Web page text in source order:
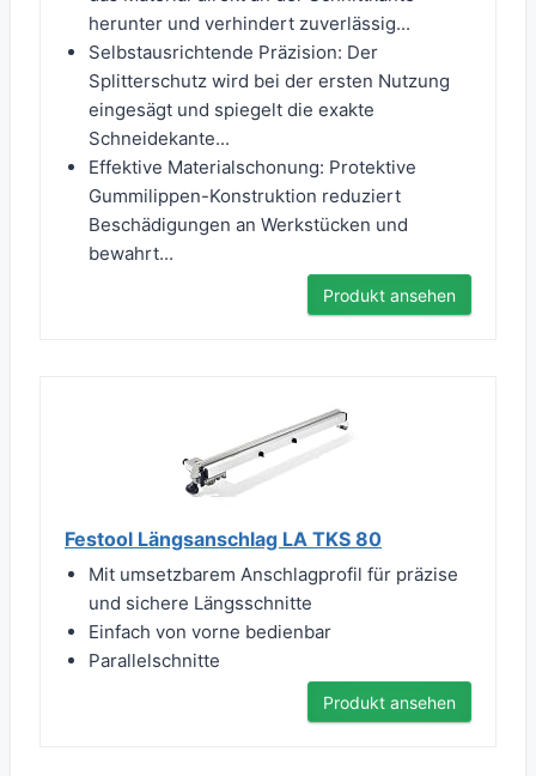
herunter und verhindert zuverlässig...
Selbstausrichtende Präzision: Der
Splitterschutz wird bei der ersten Nutzung
eingesägt und spiegelt die exakte
Schneidekante...
Effektive Materialschonung: Protektive
Gummilippen-Konstruktion reduziert
Beschädigungen an Werkstücken und
bewahrt...
Produkt ansehen
Festool Längsanschlag LA TKS 80
Mit umsetzbarem Anschlagprofil für präzise
und sichere Längsschnitte
Einfach von vorne bedienbar
Parallelschnitte
Produkt ansehen